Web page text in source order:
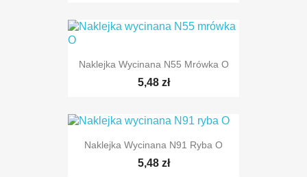
TYLKO ONLINE
Naklejka Wycinana N55 Mrówka O
5,48 zł
Naklejka Wycinana N91 Ryba O
5,48 zł